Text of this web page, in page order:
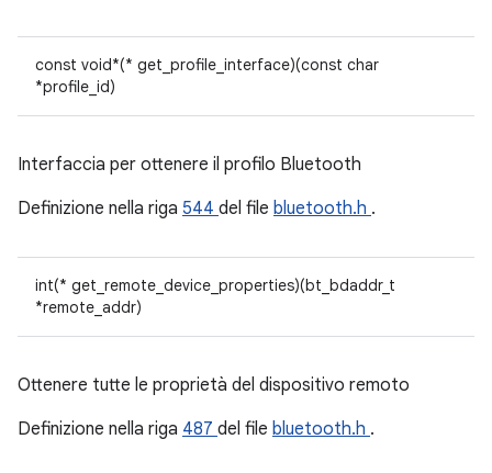
const void*(* get_profile_interface)(const char
*profile_id)
Interfaccia per ottenere il profilo Bluetooth
Definizione nella riga 544 del file bluetooth.h .
int(* get_remote_device_properties)(bt_bdaddr_t
*remote_addr)
Ottenere tutte le proprietà del dispositivo remoto
Definizione nella riga 487 del file bluetooth.h .